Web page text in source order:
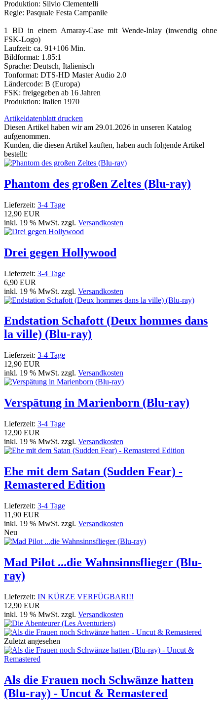
Produktion: Silvio Clementelli
Regie: Pasquale Festa Campanile
1 BD in einem Amaray-Case mit Wende-Inlay (inwendig ohne
FSK-Logo)
Laufzeit: ca. 91+106 Min.
Bildformat: 1.85:1
Sprache: Deutsch, Italienisch
Tonformat: DTS-HD Master Audio 2.0
Ländercode: B (Europa)
FSK: freigegeben ab 16 Jahren
Produktion: Italien 1970
Artikeldatenblatt drucken
Diesen Artikel haben wir am 29.01.2026 in unseren Katalog
aufgenommen.
Kunden, die diesen Artikel kauften, haben auch folgende Artikel
bestellt:
Phantom des großen Zeltes (Blu-ray)
Lieferzeit: 3-4 Tage
12,90 EUR
inkl. 19 % MwSt. zzgl. Versandkosten
Drei gegen Hollywood
Lieferzeit: 3-4 Tage
6,90 EUR
inkl. 19 % MwSt. zzgl. Versandkosten
Endstation Schafott (Deux hommes dans
la ville) (Blu-ray)
Lieferzeit: 3-4 Tage
12,90 EUR
inkl. 19 % MwSt. zzgl. Versandkosten
Verspätung in Marienborn (Blu-ray)
Lieferzeit: 3-4 Tage
12,90 EUR
inkl. 19 % MwSt. zzgl. Versandkosten
Ehe mit dem Satan (Sudden Fear) -
Remastered Edition
Lieferzeit: 3-4 Tage
11,90 EUR
inkl. 19 % MwSt. zzgl. Versandkosten
Neu
Mad Pilot ...die Wahnsinnsflieger (Blu-
ray)
Lieferzeit: IN KÜRZE VERFÜGBAR!!!
12,90 EUR
inkl. 19 % MwSt. zzgl. Versandkosten
Zuletzt angesehen
Als die Frauen noch Schwänze hatten
(Blu-ray) - Uncut & Remastered